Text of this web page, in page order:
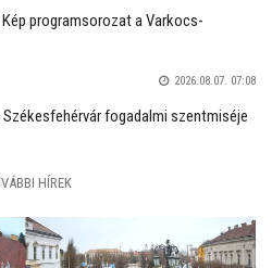
programsorozat a Varkocs-
2026.08.07. 07:08
fogadalmi szentmiséje
HÍREK